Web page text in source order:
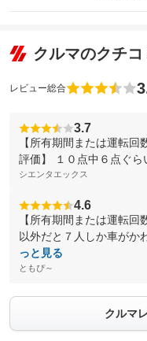
クルマのクチコ
レビュー総合
3.7
【所有期間または運転
評価】 １０点中６点ぐら
シエンタエックス
4.6
【所有期間または運転
以外だと７人しか車がか
っと見る
ともぴ～
クルマ